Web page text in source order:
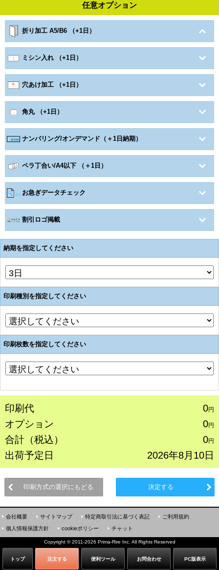
任意オプション
折り加工 A5/B6 （+1日）
ミシン入れ （+1日）
穴あけ加工 （+1日）
角丸 （+1日）
ナンバリング/オンデマンド（＋1日納期）
ペラ丁合い/A4以下 （＋1日）
お急ぎデータチェック
割引ロゴ掲載
納期を指定してください
印刷種別を指定してください
印刷枚数を指定してください
印刷代 0円
オプション 0円
合計（税込） 0円
出荷予定日 2026年8月10日
印刷方式の選択にもどる 決定する
トップ 注文する 便利ツール お問合わせ PC版表示
会社概要 サイトマップ 特定商取引法に基づく表記
ご利用規約
個人情報保護方針
cookieポリシー チャット
Copyright ©2011-2026 Prima-Rire Inc. All Rights Reserved